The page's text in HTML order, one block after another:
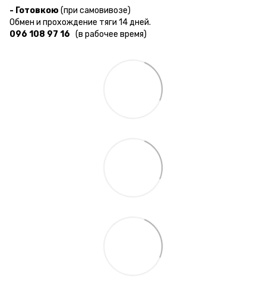
- Готовкою (при самовивозе)
Обмен и прохождение тяги 14 дней.
096 108 97 16 (в рабочее время)